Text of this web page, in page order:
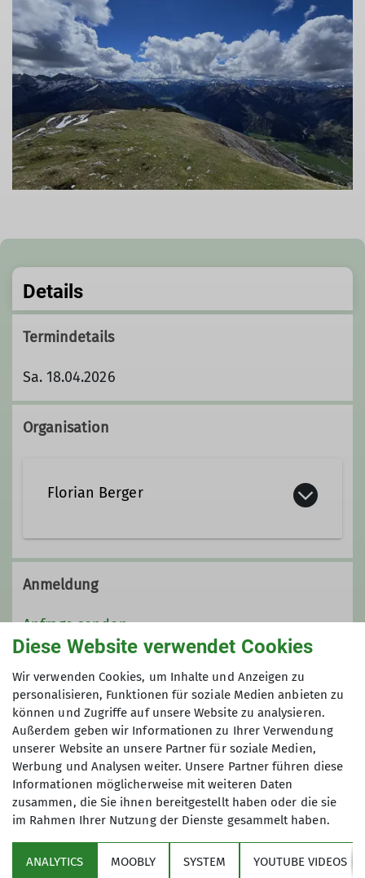
Details
Termindetails
Sa. 18.04.2026
Organisation
Florian Berger
09955 2969973 0175 4285984
Kontakt aufnehmen
Wanderleiter
Ämter
Tourenführer
Anmeldung
Anfrage senden
Maximale Teilnehmeranzahl
6
Diese Website verwendet Cookies
Wir verwenden Cookies, um Inhalte und Anzeigen zu
personalisieren, Funktionen für soziale Medien anbieten zu
können und Zugriffe auf unsere Website zu analysieren.
Außerdem geben wir Informationen zu Ihrer Verwendung
unserer Website an unsere Partner für soziale Medien,
Werbung und Analysen weiter. Unsere Partner führen diese
Informationen möglicherweise mit weiteren Daten
zusammen, die Sie ihnen bereitgestellt haben oder die sie
im Rahmen Ihrer Nutzung der Dienste gesammelt haben.
ANALYTICS MOOBLY SYSTEM YOUTUBE VIDEOS